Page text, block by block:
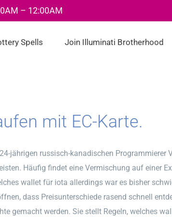
– 12:00AM
Spells Join Illuminati Brotherhood
mit EC-Karte.
jährigen russisch-kanadischen Programmierer
Häufig findet eine Vermischung auf einer
wallet für iota allerdings war es bisher
dass Preisunterschiede rasend schnell
gemacht werden. Sie stellt Regeln, welches